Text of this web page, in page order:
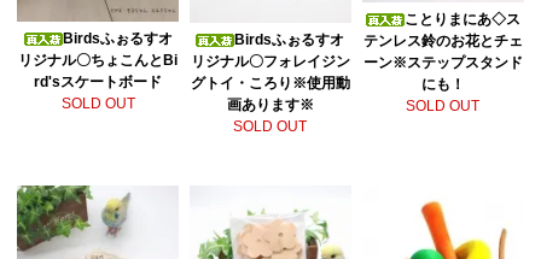
Birdsふぉるすオ
リジナル〇ちょこんとBi
rd'sスケートボード
SOLD OUT
Birdsふぉるすオ
リジナル〇フォレイジン
グトイ・ころり※使用動
画あります※
SOLD OUT
ことりまにあ◇ス
テンレス鈴のお花とチェ
ーン※ステップスタンド
にも！
SOLD OUT